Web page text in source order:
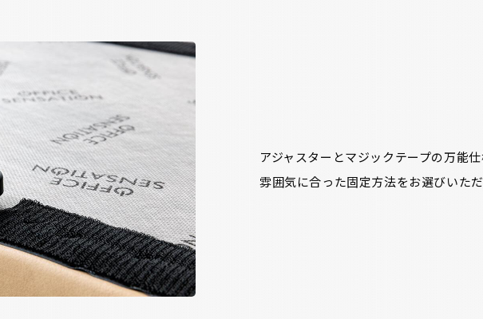
アジャスターとマジックテープの万能
雰囲気に合った固定方法をお選びいただ